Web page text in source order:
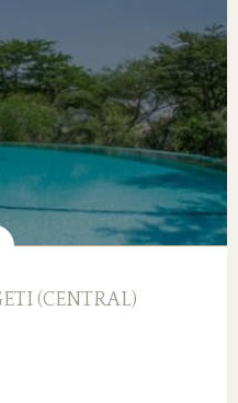
(CENTRAL)